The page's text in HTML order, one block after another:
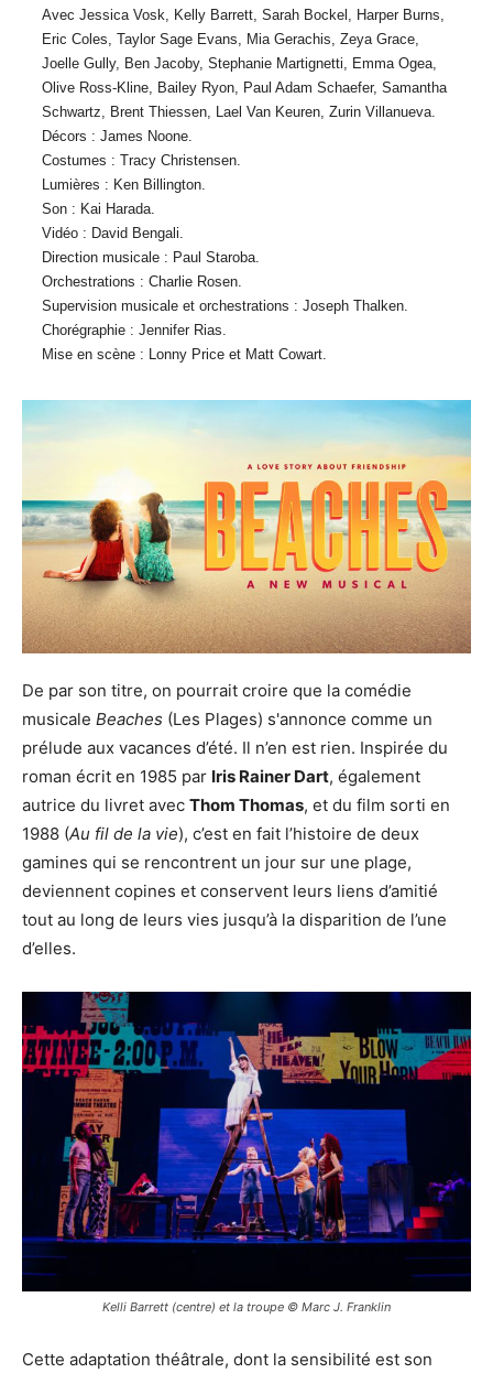
Avec Jessica Vosk, Kelly Barrett, Sarah Bockel, Harper Burns,
Eric Coles, Taylor Sage Evans, Mia Gerachis, Zeya Grace,
Joelle Gully, Ben Jacoby, Stephanie Martignetti, Emma Ogea,
Olive Ross-Kline, Bailey Ryon, Paul Adam Schaefer, Samantha
Schwartz, Brent Thiessen, Lael Van Keuren, Zurin Villanueva.
Décors : James Noone.
Costumes : Tracy Christensen.
Lumières : Ken Billington.
Son : Kai Harada.
Vidéo : David Bengali.
Direction musicale : Paul Staroba.
Orchestrations : Charlie Rosen.
Supervision musicale et orchestrations : Joseph Thalken.
Chorégraphie : Jennifer Rias.
Mise en scène : Lonny Price et Matt Cowart.
De par son titre, on pourrait croire que la comédie
musicale Beaches (Les Plages) s'annonce comme un
prélude aux vacances d’été. Il n’en est rien. Inspirée du
roman écrit en 1985 par Iris Rainer Dart, également
autrice du livret avec Thom Thomas, et du film sorti en
1988 (Au fil de la vie), c’est en fait l’histoire de deux
gamines qui se rencontrent un jour sur une plage,
deviennent copines et conservent leurs liens d’amitié
tout au long de leurs vies jusqu’à la disparition de l’une
d’elles.
Kelli Barrett (centre) et la troupe © Marc J. Franklin
Cette adaptation théâtrale, dont la sensibilité est son